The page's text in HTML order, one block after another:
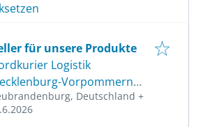
für unsere Produkte
Logistik
Vorpommern
& Co. KGDeutschland +